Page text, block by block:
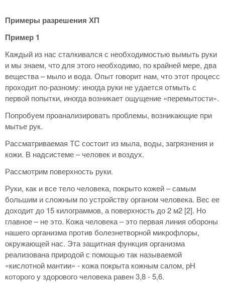
Примеры разрешения ХП
Пример 1
Каждый из нас сталкивался с необходимостью вымыть руки
и мы знаем, что для этого необходимо, по крайней мере, два
вещества – мыло и вода. Опыт говорит нам, что этот процесс
проходит по-разному: иногда руки не удается отмыть с
первой попытки, иногда возникает ощущение «перемытости».
Попробуем проанализировать проблемы, возникающие при
мытье рук.
Рассматриваемая ТС состоит из мыла, воды, загрязнения и
кожи. В надсистеме – человек и воздух.
Рассмотрим поверхность руки.
Руки, как и все тело человека, покрыто кожей – самым
большим и сложным по устройству органом человека. Вес ее
доходит до 15 килограммов, а поверхность до 2 м2 [2]. Но
главное – не это. Кожа человека – это первая линия обороны
нашего организма против болезнетворной микрофлоры,
окружающей нас. Эта защитная функция организма
реализована природой с помощью так называемой
«кислотной мантии» - кожа покрыта кожным салом, рН
которого у здорового человека равен 3,8 - 5,6.